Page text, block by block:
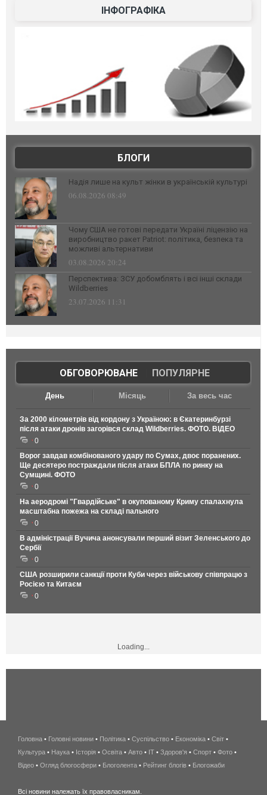
ІНФОГРАФІКА
БЛОГИ
Надія лише на культ жінки в українській культурі
06.08.2026 08:49
Чому США не готові передати Україні ліцензію на
виробництво ракет Patriot: політика, безпека та
можливі альтернативи
03.08.2026 20:24
Перспектива: ЗСУ добомблять і всі інші склади
Wildberries
23.07.2026 11:31
ОБГОВОРЮВАНЕ| ПОПУЛЯРНЕ
День Місяць За весь час
За 2000 кілометрів від кордону з Україною: в Єкатеринбурзі
після атаки дронів загорівся склад Wildberries. ФОТО. ВІДЕО
0
Ворог завдав комбінованого удару по Сумах, двоє поранених.
Ще десятеро постраждали після атаки БПЛА по ринку на
Сумщині. ФОТО
0
На аеродромі "Гвардійське" в окупованому Криму спалахнула
масштабна пожежа на складі пального
0
В адміністрації Вучича анонсували перший візит Зеленського до
Сербії
0
США розширили санкції проти Куби через військову співпрацю з
Росією та Китаєм
0
Loading...
беспроводной
интернет
киев
Головна • Головні новини • Політика • Суспільство • Економіка • Світ •
Культура • Наука • Історія • Освіта • Авто • IT • Здоров'я • Спорт • Фото •
Відео • Огляд блогосфери • Блоголента • Рейтинг блогів • Блогожаби
Всі новини належать їх правовласникам.